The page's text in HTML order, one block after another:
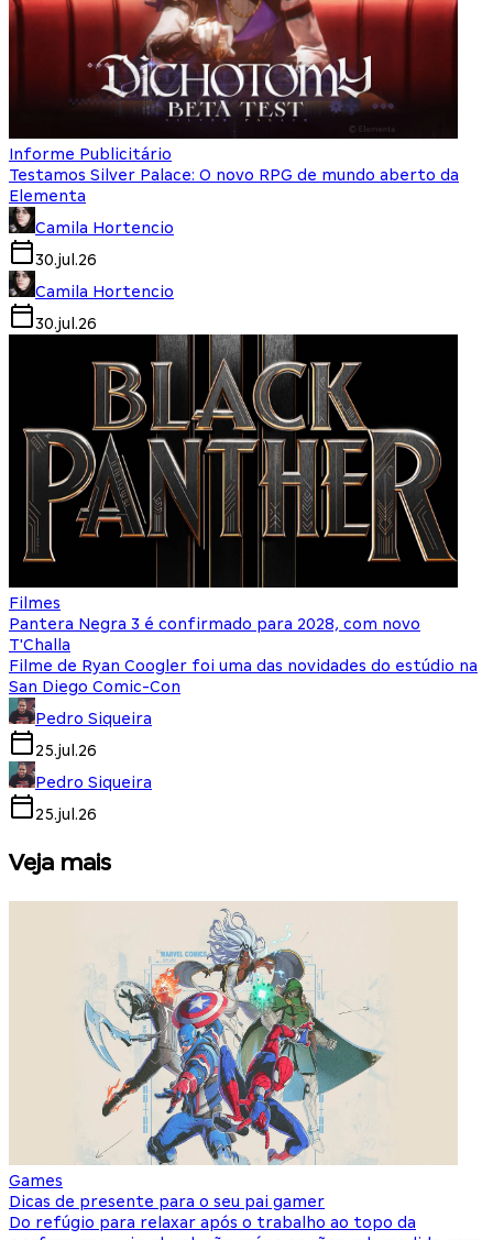
Informe Publicitário
Testamos Silver Palace: O novo RPG de mundo aberto da
Elementa
Camila Hortencio
30.jul.26
Camila Hortencio
30.jul.26
Filmes
Pantera Negra 3 é confirmado para 2028, com novo
T'Challa
Filme de Ryan Coogler foi uma das novidades do estúdio na
San Diego Comic-Con
Pedro Siqueira
25.jul.26
Pedro Siqueira
25.jul.26
Veja mais
Games
Dicas de presente para o seu pai gamer
Do refúgio para relaxar após o trabalho ao topo da